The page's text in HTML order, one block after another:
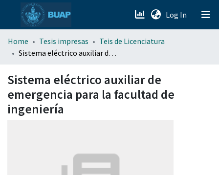
Log In (current)
menu.section.about_menu
Home Tesis impresas
Teis de Licenciatura
Sistema eléctrico auxiliar de emergencia para la facultad de ingeniería
Sistema eléctrico auxiliar de
emergencia para la facultad de
ingeniería